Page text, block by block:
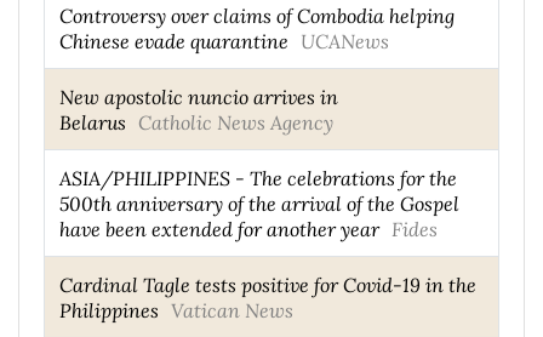
Controversy over claims of Combodia helping
Chinese evade quarantine UCANews
New apostolic nuncio arrives in
Belarus Catholic News Agency
ASIA/PHILIPPINES - The celebrations for the
500th anniversary of the arrival of the Gospel
have been extended for another year Fides
Cardinal Tagle tests positive for Covid-19 in the
Philippines Vatican News